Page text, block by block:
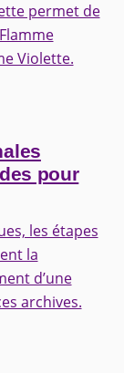
permet de
Violette.
pour
les étapes
la
d’une
archives.